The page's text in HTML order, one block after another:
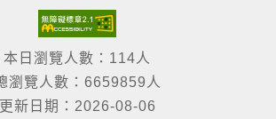
本日瀏覽人數：114人
瀏覽人數：6659859人
更新日期：2026-08-06